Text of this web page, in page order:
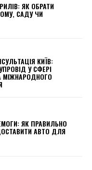
ЯК ОБРАТИ
САДУ ЧИ
КИЇВ:
У СФЕРІ
МІЖНАРОДНОГО
ЯК ПРАВИЛЬНО
АВТО ДЛЯ